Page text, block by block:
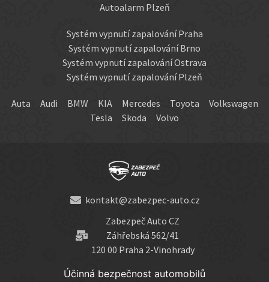
Autoalarm Plzeň
Systém vypnutí zapalování Praha
Systém vypnutí zapalování Brno
Systém vypnutí zapalování Ostrava
Systém vypnutí zapalování Plzeň
Auta Audi BMW KIA Mercedes Toyota
Volkswagen
Tesla
Skoda Volvo
kontakt@zabezpec-auto.cz
Zabezpeč Auto CZ
Záhřebská 562/41
120 00 Praha 2-Vinohrady
Účinná bezpečnost automobilů